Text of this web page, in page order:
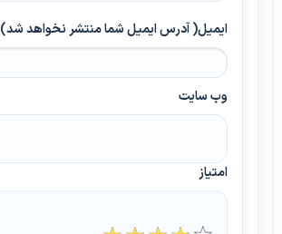
ایمیل( آدرس ایمیل شما منتشر نخواهد شد)
وب سایت
امتیاز